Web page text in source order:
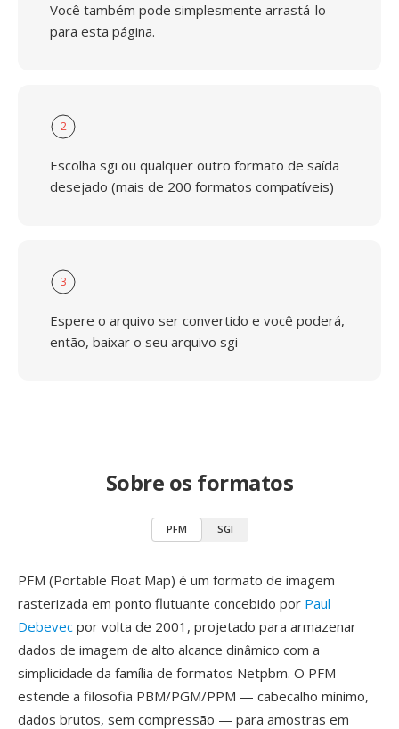
Você também pode simplesmente arrastá-lo
para esta página.
2
Escolha sgi ou qualquer outro formato de saída
desejado (mais de 200 formatos compatíveis)
3
Espere o arquivo ser convertido e você poderá,
então, baixar o seu arquivo sgi
Sobre os formatos
PFM SGI
PFM (Portable Float Map) é um formato de imagem
rasterizada em ponto flutuante concebido por Paul
Debevec por volta de 2001, projetado para armazenar
dados de imagem de alto alcance dinâmico com a
simplicidade da família de formatos Netpbm. O PFM
estende a filosofia PBM/PGM/PPM — cabecalho mínimo,
dados brutos, sem compressão — para amostras em